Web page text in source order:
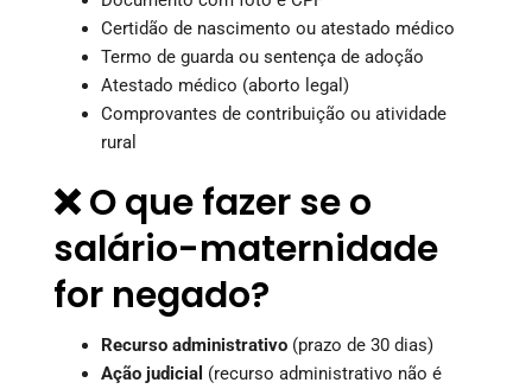
Certidão de nascimento ou atestado médico
Termo de guarda ou sentença de adoção
Atestado médico (aborto legal)
Comprovantes de contribuição ou atividade
rural
❌ O que fazer se o
salário-maternidade
for negado?
Recurso administrativo (prazo de 30 dias)
Ação judicial (recurso administrativo não é